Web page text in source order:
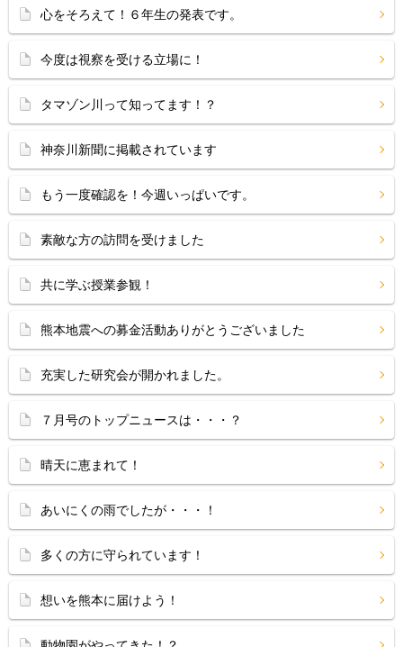
心をそろえて！６年生の発表です。
今度は視察を受ける立場に！
タマゾン川って知ってます！？
神奈川新聞に掲載されています
もう一度確認を！今週いっぱいです。
素敵な方の訪問を受けました
共に学ぶ授業参観！
熊本地震への募金活動ありがとうございました
充実した研究会が開かれました。
７月号のトップニュースは・・・？
晴天に恵まれて！
あいにくの雨でしたが・・・！
多くの方に守られています！
想いを熊本に届けよう！